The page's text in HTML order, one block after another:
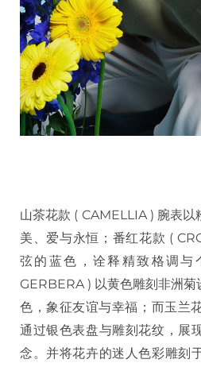
山茶花款 ( CAMELLIA ) 腕表
美、爱与永恒；番红花款 (
弦的蓝色，诠释精致格调
GERBERA ) 以黄色雕刻非洲
色，象征友谊与幸福；而玉兰
通过银色表盘与雕刻花纹，展
念。并将花卉的迷人色彩雕刻